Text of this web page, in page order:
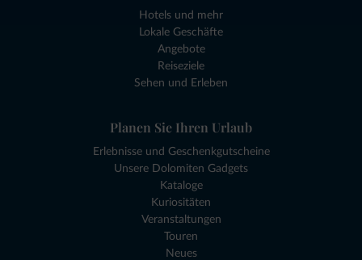
Hotels und mehr
Lokale Geschäfte
Angebote
Reiseziele
Sehen und Erleben
Planen Sie Ihren Urlaub
Erlebnisse und Geschenkgutscheine
Unsere Dolomiten Gadgets
Kataloge
Kuriositäten
Veranstaltungen
Touren
Neues